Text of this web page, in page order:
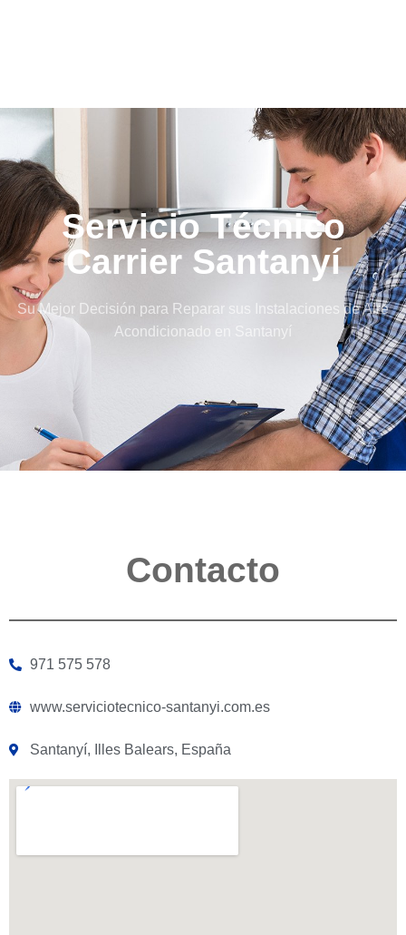
Servicio Técnico
Carrier Santanyí
Su Mejor Decisión para Reparar sus Instalaciones de Aire
Acondicionado en Santanyí
Contacto
971 575 578
www.serviciotecnico-santanyi.com.es
Santanyí, Illes Balears, España